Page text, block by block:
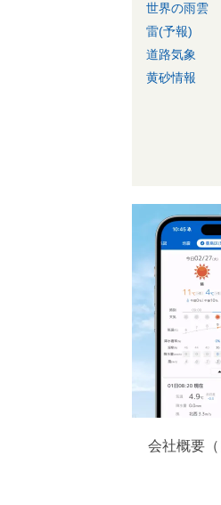
世界の雨雲
雷(予報)
道路気象
黄砂情報
会社概要（